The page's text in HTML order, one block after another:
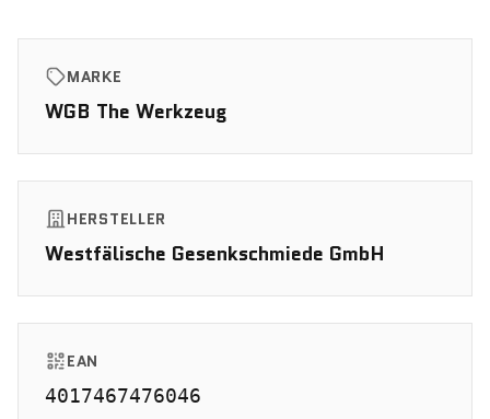
MARKE
WGB The Werkzeug
HERSTELLER
Westfälische Gesenkschmiede GmbH
EAN
4017467476046